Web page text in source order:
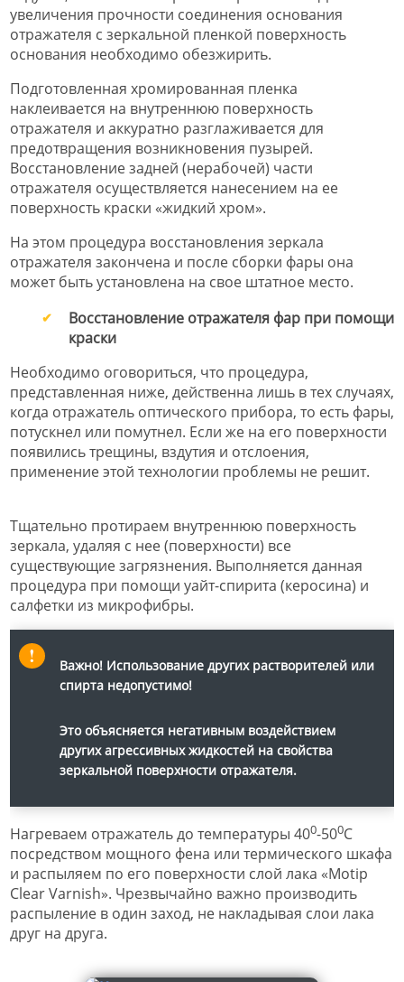
увеличения прочности соединения основания
отражателя с зеркальной пленкой поверхность
основания необходимо обезжирить.
Подготовленная хромированная пленка
наклеивается на внутреннюю поверхность
отражателя и аккуратно разглаживается для
предотвращения возникновения пузырей.
Восстановление задней (нерабочей) части
отражателя осуществляется нанесением на ее
поверхность краски «жидкий хром».
На этом процедура восстановления зеркала
отражателя закончена и после сборки фары она
может быть установлена на свое штатное место.
Восстановление отражателя фар при помощи
краски
Необходимо оговориться, что процедура,
представленная ниже, действенна лишь в тех случаях,
когда отражатель оптического прибора, то есть фары,
потускнел или помутнел. Если же на его поверхности
появились трещины, вздутия и отслоения,
применение этой технологии проблемы не решит.
Тщательно протираем внутреннюю поверхность
зеркала, удаляя с нее (поверхности) все
существующие загрязнения. Выполняется данная
процедура при помощи уайт-спирита (керосина) и
салфетки из микрофибры.
Важно! Использование других растворителей или
спирта недопустимо!
Это объясняется негативным воздействием
других агрессивных жидкостей на свойства
зеркальной поверхности отражателя.
Нагреваем отражатель до температуры 400-500С
посредством мощного фена или термического шкафа
и распыляем по его поверхности слой лака «Motip
Clear Varnish». Чрезвычайно важно производить
распыление в один заход, не накладывая слои лака
друг на друга.